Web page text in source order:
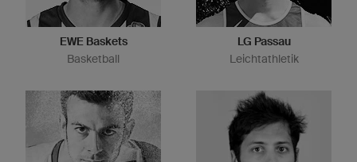
EWE Baskets
Basketball
LG Passau
Leichtathletik